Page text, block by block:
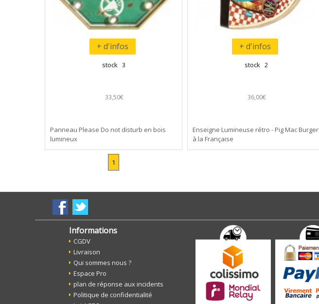
+ d'infos
stock 3
33,50€
Panneau Please Do not disturb en bois
lumineux
+ d'infos
stock 2
36,00€
Enseigne Lumineuse rétro - Pig Mac Burger
à la Française
1
Informations
CGDV
Livraison
Qui sommes nous ?
Espace Pro
plan de réponse aux incidents
Politique de confidentialité